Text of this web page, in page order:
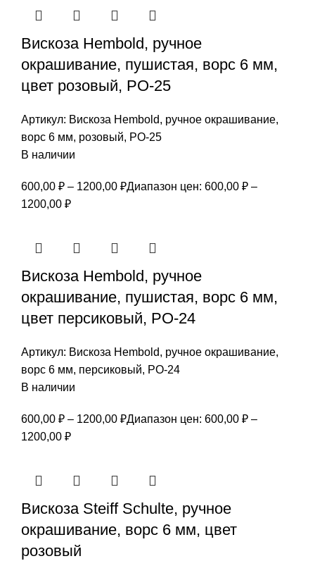
Вискоза Hembold, ручное
окрашивание, пушистая, ворс 6 мм,
цвет розовый, РО-25
Артикул: Вискоза Hembold, ручное окрашивание,
ворс 6 мм, розовый, РО-25
В наличии
600,00 ₽ – 1200,00 ₽Диапазон цен: 600,00 ₽ –
1200,00 ₽
Вискоза Hembold, ручное
окрашивание, пушистая, ворс 6 мм,
цвет персиковый, РО-24
Артикул: Вискоза Hembold, ручное окрашивание,
ворс 6 мм, персиковый, РО-24
В наличии
600,00 ₽ – 1200,00 ₽Диапазон цен: 600,00 ₽ –
1200,00 ₽
Вискоза Steiff Schulte, ручное
окрашивание, ворс 6 мм, цвет
розовый